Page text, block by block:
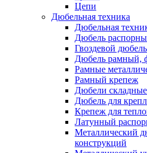
Цепи
Дюбельная техника
Дюбельная
Дюбель
Гвоздевой дюбель
Дюбель рамный,
Рамные
Рамный крепеж
Дюбели
Дюбель для
Крепеж для
Латунный
Металлический
конструкций